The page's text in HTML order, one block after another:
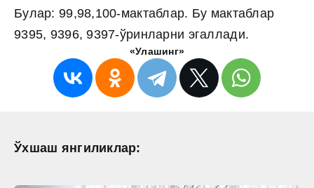
Булар: 99,98,100-мактаблар. Бу мактаблар
9395, 9396, 9397-ўринларни эгаллади.
«Улашинг»
Ўхшаш янгиликлар: